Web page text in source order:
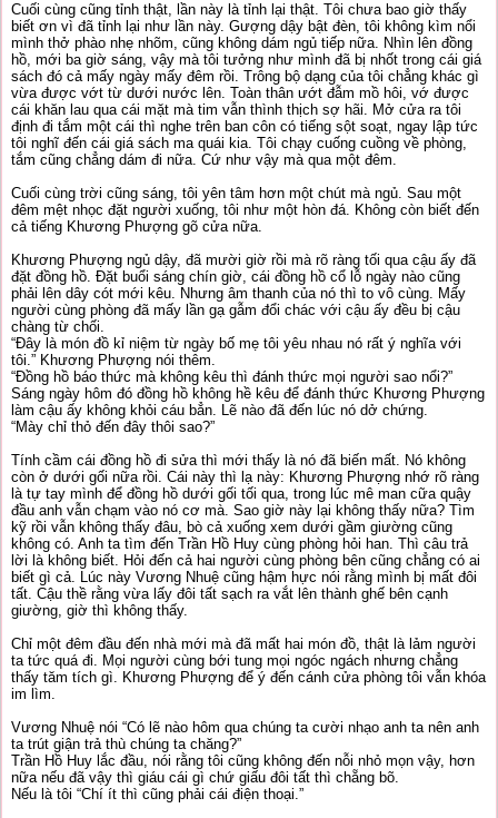
Cuối cùng cũng tỉnh thật, lần này là tỉnh lại thật. Tôi chưa bao giờ thấy
biết ơn vì đã tỉnh lại như lần này. Gượng dậy bật đèn, tôi không kìm nổi
mình thở phào nhẹ nhõm, cũng không dám ngủ tiếp nữa. Nhìn lên đồng
hồ, mới ba giờ sáng, vậy mà tôi tưởng như mình đã bị nhốt trong cái giá
sách đó cả mấy ngày mấy đêm rồi. Trông bộ dạng của tôi chẳng khác gì
vừa được vớt từ dưới nước lên. Toàn thân ướt đẫm mồ hôi, vớ được
cái khăn lau qua cái mặt mà tim vẫn thình thịch sợ hãi. Mở cửa ra tôi
định đi tắm một cái thì nghe trên ban côn có tiếng sột soạt, ngay lập tức
tôi nghĩ đến cái giá sách ma quái kia. Tôi chạy cuống cuồng về phòng,
tắm cũng chẳng dám đi nữa. Cứ như vậy mà qua một đêm.
Cuối cùng trời cũng sáng, tôi yên tâm hơn một chút mà ngủ. Sau một
đêm mệt nhọc đặt người xuống, tôi như một hòn đá. Không còn biết đến
cả tiếng Khương Phượng gõ cửa nữa.
Khương Phượng ngủ dậy, đã mười giờ rồi mà rõ ràng tối qua cậu ấy đã
đặt đồng hồ. Đặt buổi sáng chín giờ, cái đồng hồ cổ lỗ ngày nào cũng
phải lên dây cót mới kêu. Nhưng âm thanh của nó thì to vô cùng. Mấy
người cùng phòng đã mấy lần gạ gẫm đổi chác với cậu ấy đều bị cậu
chàng từ chối.
“Đây là món đồ kỉ niệm từ ngày bố mẹ tôi yêu nhau nó rất ý nghĩa với
tôi.” Khương Phượng nói thêm.
“Đồng hồ báo thức mà không kêu thì đánh thức mọi người sao nổi?”
Sáng ngày hôm đó đồng hồ không hề kêu để đánh thức Khương Phượng
làm cậu ấy không khỏi cáu bẳn. Lẽ nào đã đến lúc nó dở chứng.
“Mày chỉ thỏ đến đây thôi sao?”
Tính cầm cái đồng hồ đi sửa thì mới thấy là nó đã biến mất. Nó không
còn ở dưới gối nữa rồi. Cái này thì lạ này: Khương Phượng nhớ rõ ràng
là tự tay mình để đồng hồ dưới gối tối qua, trong lúc mê man cữa quậy
đầu anh vẫn chạm vào nó cơ mà. Sao giờ này lại không thấy nữa? Tìm
kỹ rồi vẫn không thấy đâu, bò cả xuống xem dưới gầm giường cũng
không có. Anh ta tìm đến Trần Hồ Huy cùng phòng hỏi han. Thì câu trả
lời là không biết. Hỏi đến cả hai người cùng phòng bên cũng chẳng có ai
biết gì cả. Lúc này Vương Nhuệ cũng hậm hực nói rằng mình bị mất đôi
tất. Cậu thề rằng vừa lấy đôi tất sạch ra vắt lên thành ghế bên cạnh
giường, giờ thì không thấy.
Chỉ một đêm đầu đến nhà mới mà đã mất hai món đồ, thật là lảm người
ta tức quá đi. Mọi người cùng bới tung mọi ngóc ngách nhưng chẳng
thấy tăm tích gì. Khương Phượng để ý đến cánh cửa phòng tôi vẫn khóa
im lìm.
Vương Nhuệ nói “Có lẽ nào hôm qua chúng ta cười nhạo anh ta nên anh
ta trút giận trả thù chúng ta chăng?”
Trần Hồ Huy lắc đầu, nói rằng tôi cũng không đến nỗi nhỏ mọn vậy, hơn
nữa nếu đã vậy thì giáu cái gì chứ giấu đôi tất thì chẵng bõ.
Nếu là tôi “Chí ít thì cũng phải cái điện thoại.”